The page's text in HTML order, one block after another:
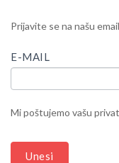
Newsletter
Prijavite se na našu
E-MAIL
Mi poštujemo vašu
Unesi
IF
ARE
HUMAN,
FIELD